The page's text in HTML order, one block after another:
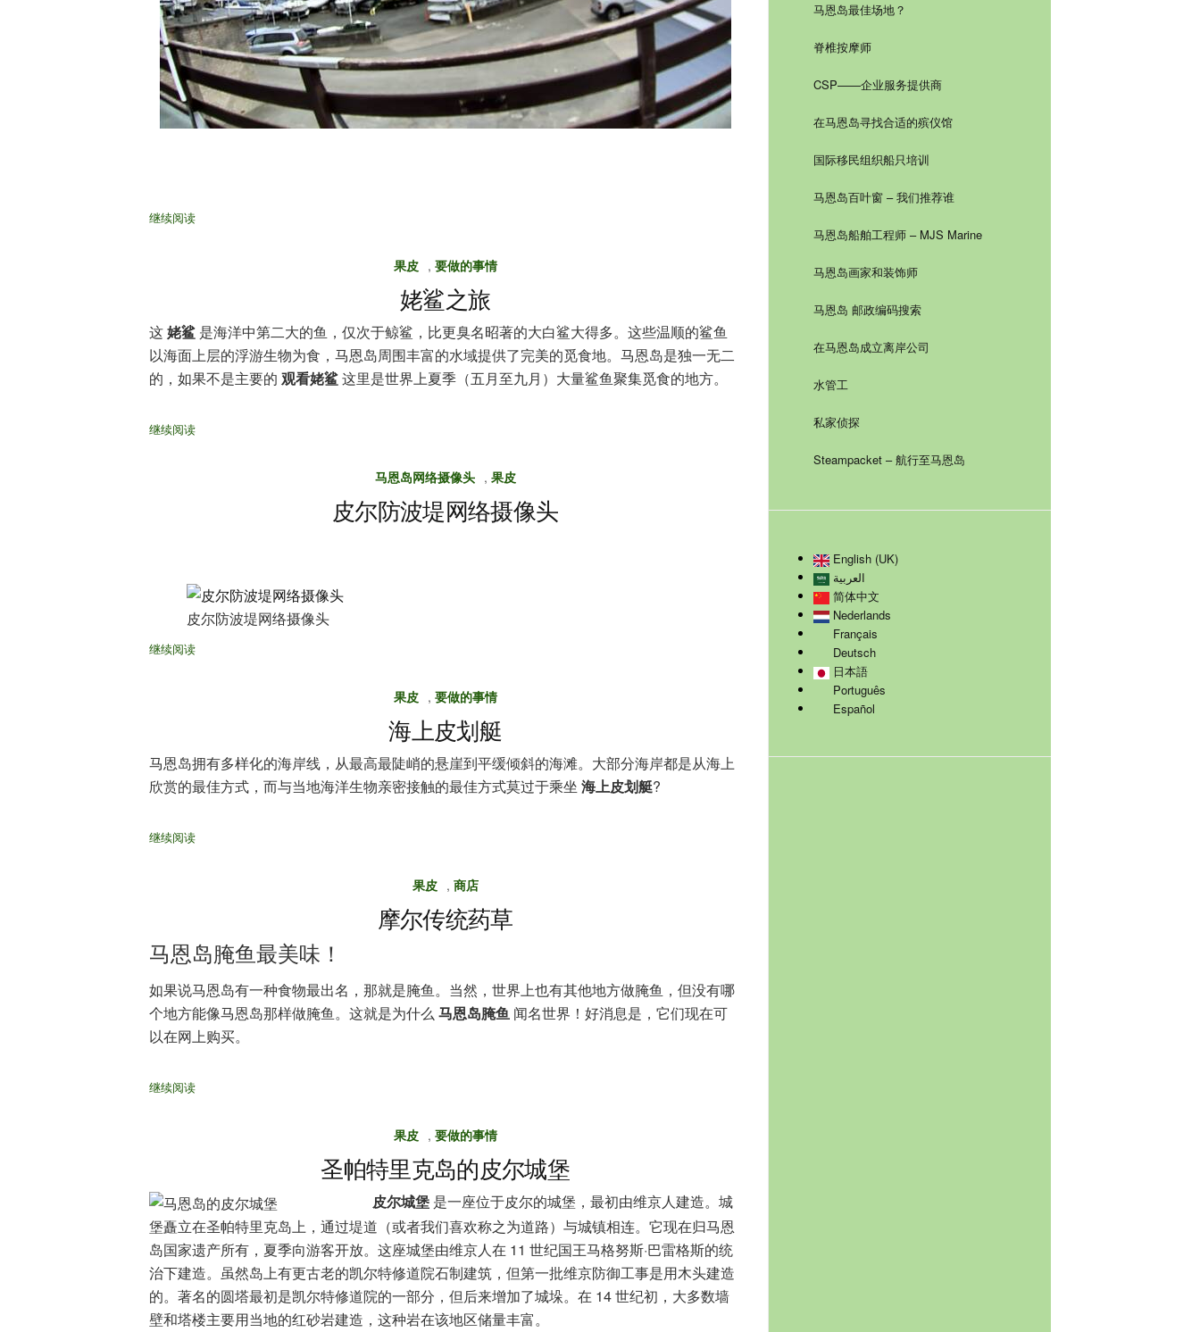
继续阅读
果皮 , 要做的事情
姥鲨之旅
这姥鲨 是海洋中第二大的鱼，仅次于鲸鲨，比更臭名昭著的大白鲨大得多。这些温顺的鲨鱼
以海面上层的浮游生物为食，马恩岛周围丰富的水域提供了完美的觅食地。马恩岛是独一无二
的，如果不是主要的 观看姥鲨这里是世界上夏季（五月至九月）大量鲨鱼聚集觅食的地方。
继续阅读
马恩岛网络摄像头 , 果皮
皮尔防波堤网络摄像头
皮尔防波堤网络摄像头
继续阅读
果皮 , 要做的事情
海上皮划艇
马恩岛拥有多样化的海岸线，从最高最陡峭的悬崖到平缓倾斜的海滩。大部分海岸都是从海上
欣赏的最佳方式，而与当地海洋生物亲密接触的最佳方式莫过于乘坐 海上皮划艇?
继续阅读
果皮 , 商店
摩尔传统药草
马恩岛腌鱼最美味！
如果说马恩岛有一种食物最出名，那就是腌鱼。当然，世界上也有其他地方做腌鱼，但没有哪
个地方能像马恩岛那样做腌鱼。这就是为什么 马恩岛腌鱼 闻名世界！好消息是，它们现在可
以在网上购买。
继续阅读
果皮 , 要做的事情
圣帕特里克岛的皮尔城堡
皮尔城堡 是一座位于皮尔的城堡，最初由维京人建造。城
堡矗立在圣帕特里克岛上，通过堤道（或者我们喜欢称之为道路）与城镇相连。它现在归马恩
岛国家遗产所有，夏季向游客开放。这座城堡由维京人在 11 世纪国王马格努斯·巴雷格斯的统
治下建造。虽然岛上有更古老的凯尔特修道院石制建筑，但第一批维京防御工事是用木头建造
的。著名的圆塔最初是凯尔特修道院的一部分，但后来增加了城垛。在 14 世纪初，大多数墙
壁和塔楼主要用当地的红砂岩建造，这种岩在该地区储量丰富。
马恩岛最佳场地？
脊椎按摩师
CSP——企业服务提供商
在马恩岛寻找合适的殡仪馆
国际移民组织船只培训
马恩岛百叶窗 – 我们推荐谁
马恩岛船舶工程师 – MJS Marine
马恩岛画家和装饰师
马恩岛 邮政编码搜索
在马恩岛成立离岸公司
水管工
私家侦探
Steampacket – 航行至马恩岛
English (UK)
العربية
简体中文
Nederlands
Français
Deutsch
日本語
Português
Español